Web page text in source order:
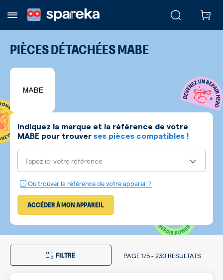
PIÈCES DÉTACHÉESMABE
Indiquez la marque et la référence de votre
MABE pour trouver ses pièces compatibles !
Tapez ici votre référence
Où trouver la référence de votre appareil ?
ACCÉDER À MON APPAREIL
FILTRE PAGE1/5-230 RESULTATS